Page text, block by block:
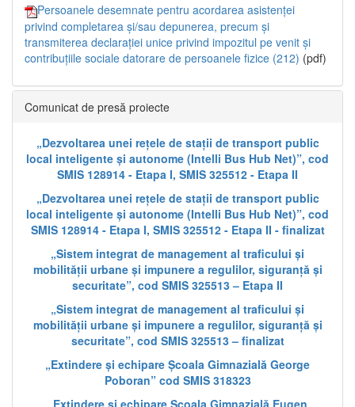
Persoanele desemnate pentru acordarea asistenței
privind completarea și/sau depunerea, precum și
transmiterea declarației unice privind impozitul pe venit și
contribuțiile sociale datorare de persoanele fizice (212) (pdf)
Comunicat de presă proiecte
„Dezvoltarea unei rețele de stații de transport public
local inteligente și autonome (Intelli Bus Hub Net)”, cod
SMIS 128914 - Etapa I, SMIS 325512 - Etapa II
„Dezvoltarea unei rețele de stații de transport public
local inteligente și autonome (Intelli Bus Hub Net)”, cod
SMIS 128914 - Etapa I, SMIS 325512 - Etapa II - finalizat
„Sistem integrat de management al traficului și
mobilității urbane și impunere a regulilor, siguranță și
securitate”, cod SMIS 325513 – Etapa II
„Sistem integrat de management al traficului și
mobilității urbane și impunere a regulilor, siguranță și
securitate”, cod SMIS 325513 – finalizat
„Extindere și echipare Școala Gimnazială George
Poboran” cod SMIS 318323
„Extindere și echipare Școala Gimnazială Eugen